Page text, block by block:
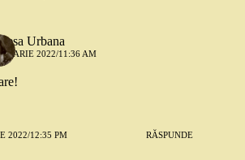
Urbana
2022/11:36 AM
2022/12:35 PM RĂSPUNDE